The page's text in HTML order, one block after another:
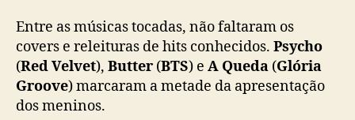
i
n
h
o
Entre as músicas tocadas, não faltaram os
covers e releituras de hits conhecidos. Psycho
(Red Velvet), Butter (BTS) e A Queda (Glória
Groove) marcaram a metade da apresentação
dos meninos.